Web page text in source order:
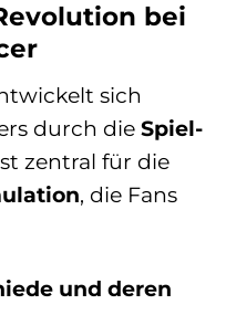
bei
sich
durch die Spiel-
zentral für die
, die Fans
und deren